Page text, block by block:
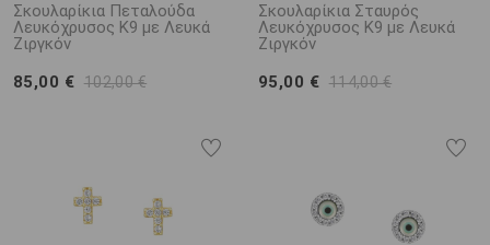
Σκουλαρίκια Πεταλούδα
Λευκόχρυσος K9 με Λευκά
Ζιργκόν
85,00 € 102,00 €
Σκουλαρίκια Σταυρός
Λευκόχρυσος K9 με Λευκά
Ζιργκόν
95,00 € 114,00 €